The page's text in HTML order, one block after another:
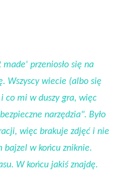
przeniosło się na
Wszyscy wiecie (albo się
co mi w duszy gra, więc
narzędzia". Było
więc brakuje zdjęć i nie
bajzel w końcu zniknie.
W końcu jakiś znajdę.